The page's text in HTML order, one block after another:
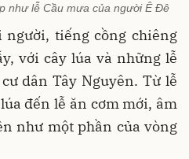
như lễ Cầu mưa của người Ê Đê
tiếng cồng chiêng
với cây lúa và những lễ
dân Tây Nguyên. Từ lễ
đến lễ ăn cơm mới, âm
như một phần của vòng